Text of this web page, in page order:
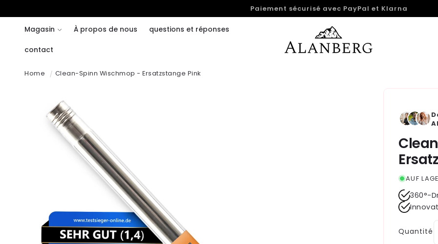
contenu
Politique de retour de 14 jours
Magasin À propos de nous questions et réponses
contact
Home Clean-Spinn Wischmop - Ersatzstange Pink
informations
produits
AUF
360°-
Quantité